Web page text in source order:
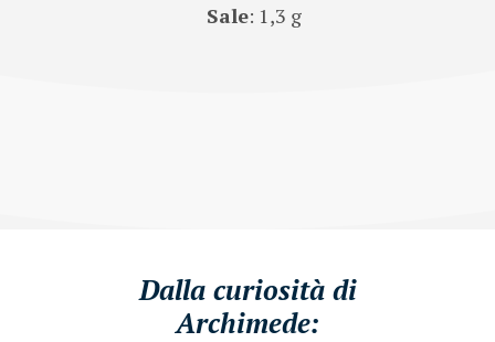
Sale: 1,3 g
Dalla curiosità di
Archimede: